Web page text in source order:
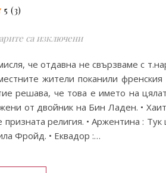
5 (3)
са изключениза 10 забавни
че отдавна не свързваме с
жители поканили френския
решава, че това е името на
от двойник на Бин Ладен. •
религия. • Аржентина :
Фройд. • Еквадор :…